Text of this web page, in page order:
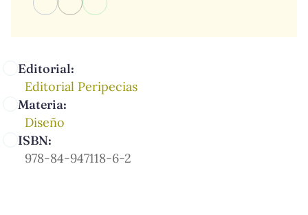
Editorial:
Editorial Peripecias
Materia:
Diseño
ISBN:
978-84-947118-6-2